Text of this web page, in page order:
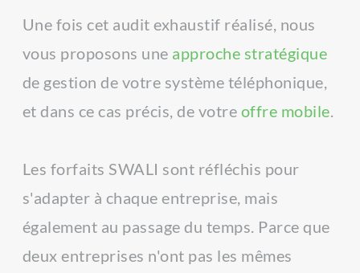
votre position géographique et de la
qualité de la couverture sur la zone
concernée.
Vous bénéficiez également d'une facture
favorisés, idéale pour homogénéiser
votre flotte et pour lisser le budget
alloué aux forfaits mobiles.
Une fois cet audit exhaustif réalisé, nous
vous proposons une approche stratégique
de gestion de votre système téléphonique,
et dans ce cas précis, de votre offre mobile
Les forfaits SWALI sont réfléchis pour
s'adapter à chaque entreprise, mais
également au passage du temps. Parce que
deux entreprises n'ont pas les mêmes